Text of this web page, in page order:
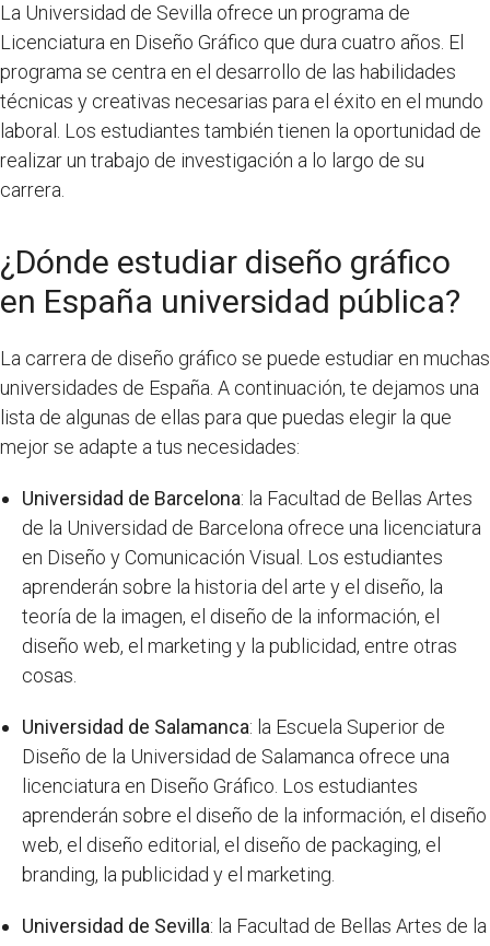
La Universidad de Sevilla ofrece un programa de
Licenciatura en Diseño Gráfico que dura cuatro años. El
programa se centra en el desarrollo de las habilidades
técnicas y creativas necesarias para el éxito en el mundo
laboral. Los estudiantes también tienen la oportunidad de
realizar un trabajo de investigación a lo largo de su
carrera.
¿Dónde estudiar diseño gráfico
en España universidad pública?
La carrera de diseño gráfico se puede estudiar en muchas
universidades de España. A continuación, te dejamos una
lista de algunas de ellas para que puedas elegir la que
mejor se adapte a tus necesidades:
Universidad de Barcelona: la Facultad de Bellas Artes
de la Universidad de Barcelona ofrece una licenciatura
en Diseño y Comunicación Visual. Los estudiantes
aprenderán sobre la historia del arte y el diseño, la
teoría de la imagen, el diseño de la información, el
diseño web, el marketing y la publicidad, entre otras
cosas.
Universidad de Salamanca: la Escuela Superior de
Diseño de la Universidad de Salamanca ofrece una
licenciatura en Diseño Gráfico. Los estudiantes
aprenderán sobre el diseño de la información, el diseño
web, el diseño editorial, el diseño de packaging, el
branding, la publicidad y el marketing.
Universidad de Sevilla: la Facultad de Bellas Artes de la